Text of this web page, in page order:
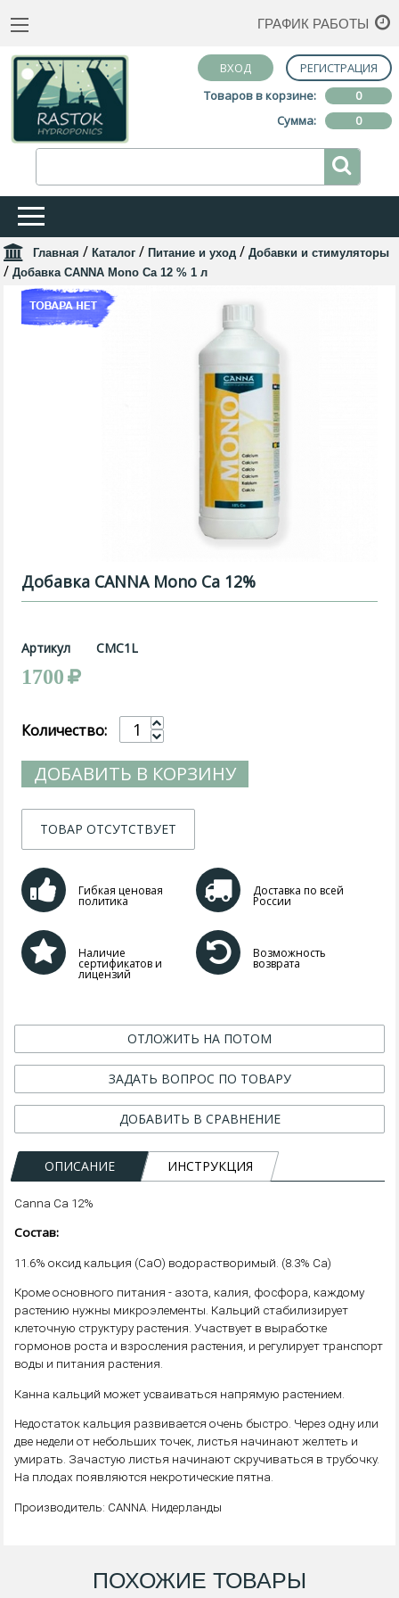
ГРАФИК РАБОТЫ
ВХОД
РЕГИСТРАЦИЯ
Товаров в корзине:
0
Сумма:
0
Главная / Каталог / Питание и уход / Добавки и стимуляторы
/ Добавка CANNA Mono Ca 12 % 1 л
Добавка CANNA Mono Ca 12%
Артикул CMC1L
1700
Количество:
ДОБАВИТЬ В КОРЗИНУ
ТОВАР ОТСУТСТВУЕТ
Гибкая ценовая
политика
Доставка по всей
России
Наличие
сертификатов и
лицензий
Возможность
возврата
ОТЛОЖИТЬ НА ПОТОМ
ЗАДАТЬ ВОПРОС ПО ТОВАРУ
ДОБАВИТЬ В СРАВНЕНИЕ
ОПИСАНИЕ ИНСТРУКЦИЯ
Canna Ca 12%
Состав:
11.6% оксид кальция (CaO) водорастворимый. (8.3% Са)
Кроме основного питания - азота, калия, фосфора, каждому
растению нужны микроэлементы. Кальций стабилизирует
клеточную структуру растения. Участвует в выработке
гормонов роста и взросления растения, и регулирует транспорт
воды и питания растения.
Канна кальций может усваиваться напрямую растением.
Недостаток кальция развивается очень быстро. Через одну или
две недели от небольших точек, листья начинают желтеть и
умирать. Зачастую листья начинают скручиваться в трубочку.
На плодах появляются некротические пятна.
Производитель: CANNA. Нидерланды
ПОХОЖИЕ ТОВАРЫ